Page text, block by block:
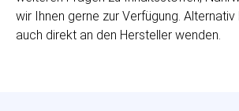
wir Ihnen gerne zur Verfügung.
auch direkt an den Hersteller wenden.